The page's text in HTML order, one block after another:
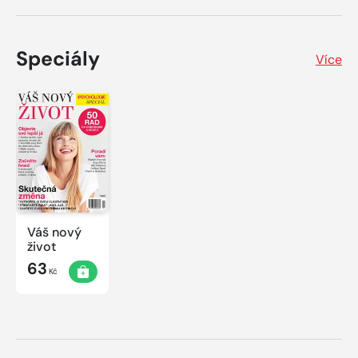
Speciály Více
Váš nový
život
63 Kč